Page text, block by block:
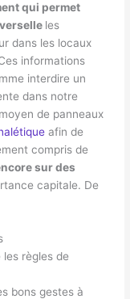
qui permet
les
dans les locaux
informations
interdire un
dans notre
de panneaux
afin de
compris de
sur des
capitale. De
règles de
bons gestes à